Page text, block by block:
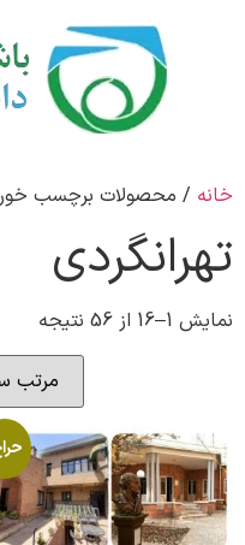
خانه / محصولات برچسب
تهرانگردی
نمایش 1–16 از 56 نتیجه